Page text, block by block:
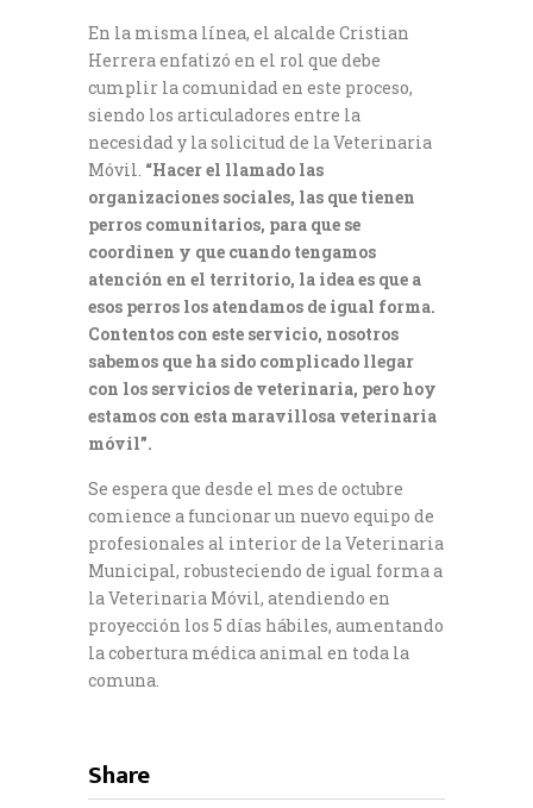
En la misma línea, el alcalde Cristian
Herrera enfatizó en el rol que debe
cumplir la comunidad en este proceso,
siendo los articuladores entre la
necesidad y la solicitud de la Veterinaria
Móvil. “Hacer el llamado las
organizaciones sociales, las que tienen
perros comunitarios, para que se
coordinen y que cuando tengamos
atención en el territorio, la idea es que a
esos perros los atendamos de igual forma.
Contentos con este servicio, nosotros
sabemos que ha sido complicado llegar
con los servicios de veterinaria, pero hoy
estamos con esta maravillosa veterinaria
móvil”.
Se espera que desde el mes de octubre
comience a funcionar un nuevo equipo de
profesionales al interior de la Veterinaria
Municipal, robusteciendo de igual forma a
la Veterinaria Móvil, atendiendo en
proyección los 5 días hábiles, aumentando
la cobertura médica animal en toda la
comuna.
Share